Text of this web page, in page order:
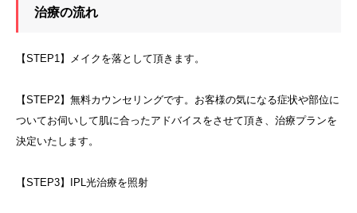
治療の流れ
【STEP1】メイクを落として頂きます。
【STEP2】無料カウンセリングです。お客様の気になる症状や部位に
ついてお伺いして肌に合ったアドバイスをさせて頂き、治療プランを
決定いたします。
【STEP3】IPL光治療を照射